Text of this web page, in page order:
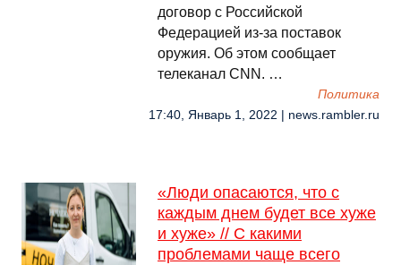
договор с Российской
Федерацией из-за поставок
оружия. Об этом сообщает
телеканал CNN. …
Политика
17:40, Январь 1, 2022 | news.rambler.ru
«Люди опасаются, что с
каждым днем будет все хуже
и хуже» // С какими
проблемами чаще всего